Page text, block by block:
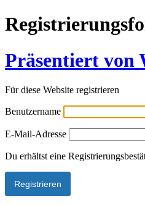
Präsentiert von
Für diese Website registrieren
Benutzername
E-Mail-Adresse
Alternative:
Du erhältst eine